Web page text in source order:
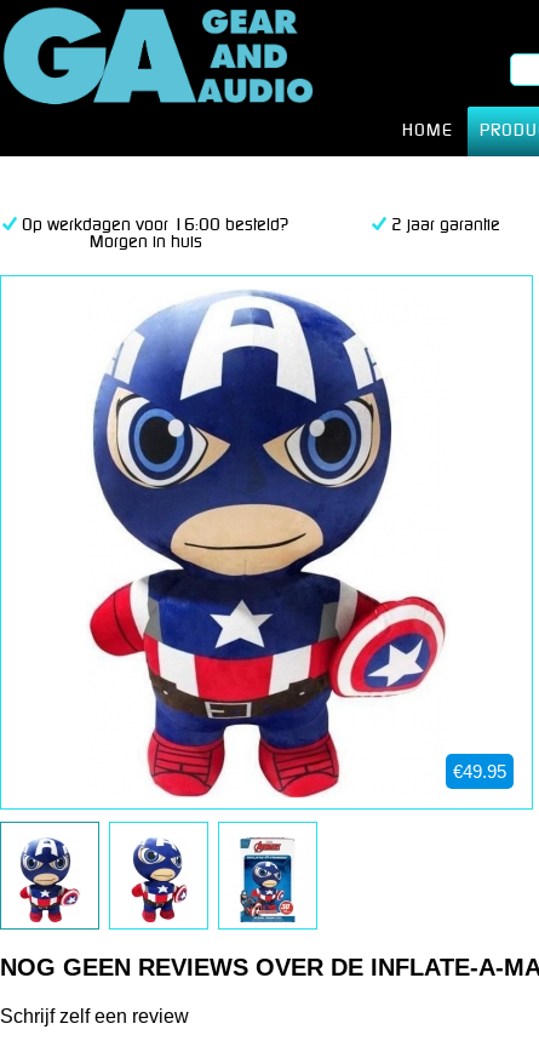
HOME
Op werkdagen voor 16:00 besteld?
Morgen in huis
2 jaar garantie
€49.95
NOG GEEN REVIEWS OVER DE INFLATE-A-
Schrijf zelf een review